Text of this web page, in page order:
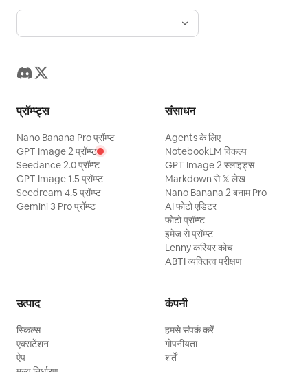
प्रॉम्प्ट्स
Nano Banana Pro प्रॉम्प्ट
GPT Image 2 प्रॉम्प्ट
Seedance 2.0 प्रॉम्प्ट
GPT Image 1.5 प्रॉम्प्ट
Seedream 4.5 प्रॉम्प्ट
Gemini 3 Pro प्रॉम्प्ट
संसाधन
Agents के लिए
NotebookLM विकल्प
GPT Image 2 स्लाइड्स
Markdown से 𝕏 लेख
Nano Banana 2 बनाम Pro
AI फोटो एडिटर
फोटो प्रॉम्प्ट
इमेज से प्रॉम्प्ट
Lenny करियर कोच
ABTI व्यक्तित्व परीक्षण
उत्पाद
स्किल्स
एक्सटेंशन
ऐप
कंपनी
हमसे संपर्क करें
गोपनीयता
शर्तें